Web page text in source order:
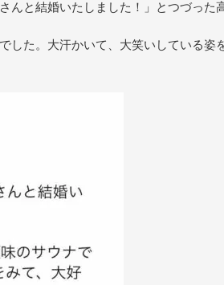
んと結婚いたしました！」とつづった高
した。大汗かいて、大笑いしている姿